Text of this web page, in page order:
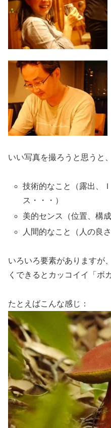
いい写真を撮ろうと思うと、
技術的なこと（露出、
ス・・・）
美的センス（位置、構成
人間的なこと（人の良
いろいろ要素がありますが
くできるとカッコイイ「ボ
たとえばこんな感じ：